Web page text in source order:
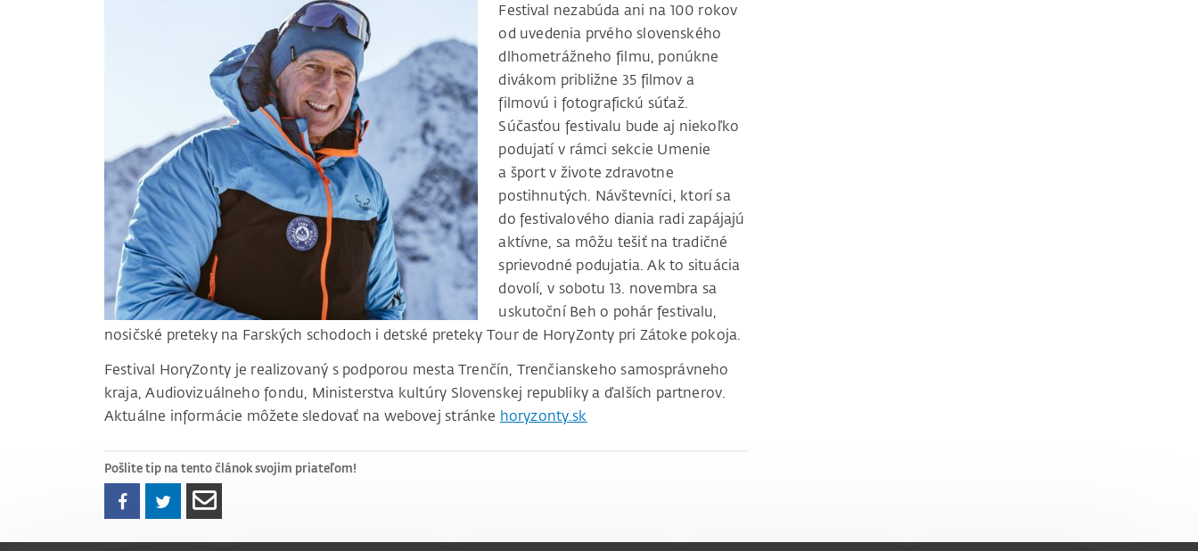
Festival nezabúda ani na 100 rokov
od uvedenia prvého slovenského
dlhometrážneho filmu, ponúkne
divákom približne 35 filmov a
filmovú i fotografickú súťaž.
Súčasťou festivalu bude aj niekoľko
podujatí v rámci sekcie Umenie
a šport v živote zdravotne
postihnutých. Návštevníci, ktorí sa
do festivalového diania radi zapájajú
aktívne, sa môžu tešiť na tradičné
sprievodné podujatia. Ak to situácia
dovolí, v sobotu 13. novembra sa
uskutoční Beh o pohár festivalu,
nosičské preteky na Farských schodoch i detské preteky Tour de HoryZonty pri Zátoke pokoja.
Festival HoryZonty je realizovaný s podporou mesta Trenčín, Trenčianskeho samosprávneho
kraja, Audiovizuálneho fondu, Ministerstva kultúry Slovenskej republiky a ďalších partnerov.
Aktuálne informácie môžete sledovať na webovej stránke horyzonty.sk
Pošlite tip na tento článok svojim priateľom!